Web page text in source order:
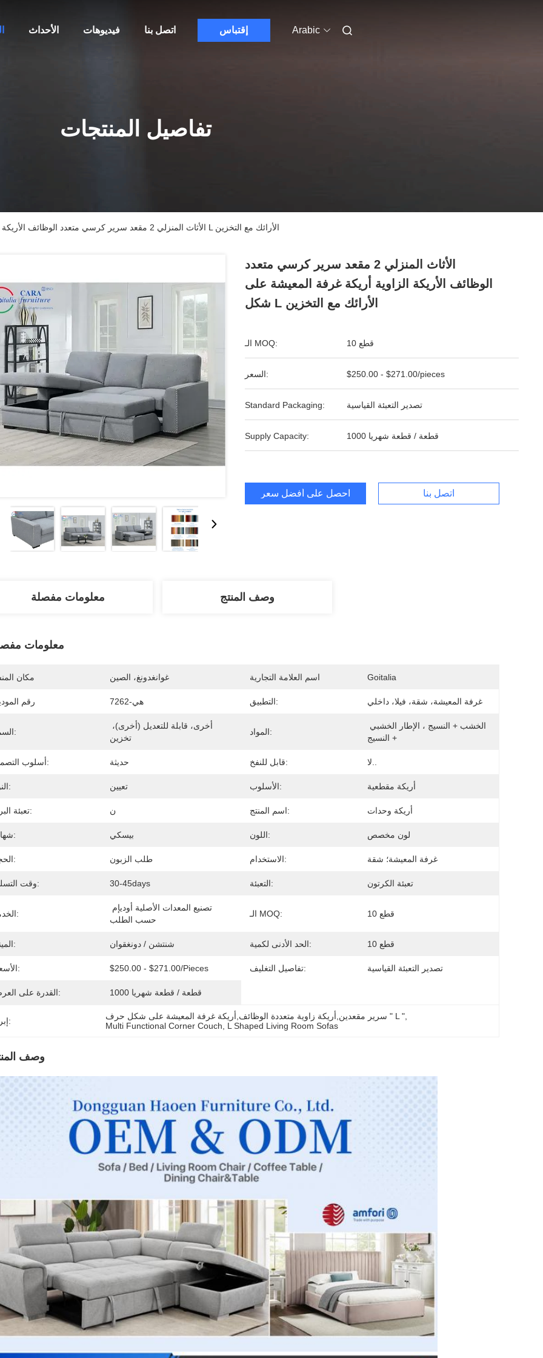
الأحداث فيديوهات اتصل بنا إقتباس Arabic
تفاصيل المنتجات
الأثاث المنزلي 2 مقعد سرير كرسي متعدد الوظائف الأريكة الزاوية أريكة غرفة المعيشة على شكل L الأرائك مع التخزين
الأثاث المنزلي 2 مقعد سرير كرسي متعدد
الوظائف الأريكة الزاوية أريكة غرفة المعيشة على
شكل L الأرائك مع التخزين
الـ MOQ: 10 قطع
السعر: $250.00 - $271.00/pieces
Standard Packaging: تصدير التعبئة القياسية
Supply Capacity: 1000 قطعة / قطعة شهريا
احصل على أفضل سعر اتصل بنا
معلومات مفصلة وصف المنتج
معلومات
مكان غوانغدونغ، الصين اسم العلامة التجارية Goitalia
رقم هي-7262 التطبيق: غرفة المعيشة، شقة، فيلا، داخلي
السمة:
تخزين
المواد:
+ النسيج
أسلوب التصميم: حديثة قابل للنفخ:
النوع: تعيين الأسلوب: أريكة مقطعية
تعبئة البريد: ن اسم المنتج: أريكة وحدات
شهادة: بيسكي اللون: لون مخصص
الحجم: طلب الزبون الاستخدام: غرفة المعيشة؛ شقة
وقت التسليم: 30-45days التعبئة: تعبئة الكرتون
الخدمة:
حسب الطلب
الـ MOQ: 10 قطع
الميناء: شنتشن / دونغقوان الحد الأدنى لكمية: 10 قطع
الأسعار: $250.00 - $271.00/pieces تفاصيل التغليف: تصدير التعبئة القياسية
القدرة على العرض: 1000 قطعة / قطعة شهريا
إبراز: سرير مقعدين,أريكة زاوية متعددة الوظائف,أريكة غرفة المعيشة على شكل حرف " L "
Multi Functional Corner Couch
L Shaped Living Room Sofas
وصف